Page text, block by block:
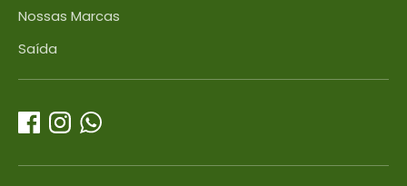
Nossas Marcas
Saída